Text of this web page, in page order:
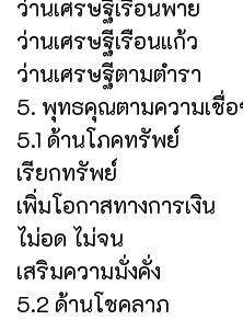
ว่านเศรษฐีเรือนพาย
ว่านเศรษฐีเรือนแก้ว
ว่านเศรษฐีตามตำรา
5. พุทธคุณตามความเชื่อ
5.1 ด้านโภคทรัพย์
เรียกทรัพย์
เพิ่มโอกาสทางการเงิน
ไม่อด ไม่จน
เสริมความมั่งคั่ง
5.2 ด้านโชคลาภ